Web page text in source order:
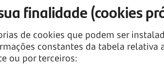
finalidade (cookies
de cookies que podem ser
constantes da tabela
ou por terceiros: